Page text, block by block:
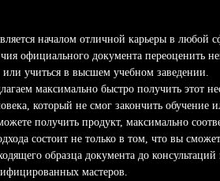
началом отличной карьеры в любой
официального документа
учиться в высшем учебном заведении.
максимально быстро получить этот
который не смог закончить
получить продукт, максимально
состоит не только в том, что вы
образца документа до
мастеров.